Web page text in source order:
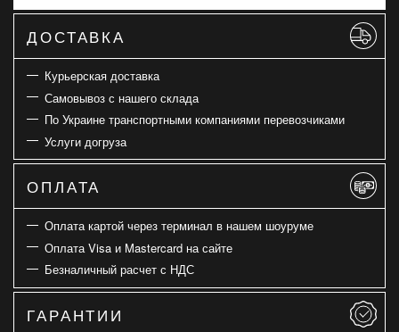
ДОСТАВКА
Курьерская доставка
Самовывоз с нашего склада
По Украине транспортными компаниями перевозчиками
Услуги догруза
ОПЛАТА
Оплата картой через терминал в нашем шоуруме
Оплата Visa и Mastercard на сайте
Безналичный расчет с НДС
ГАРАНТИИ